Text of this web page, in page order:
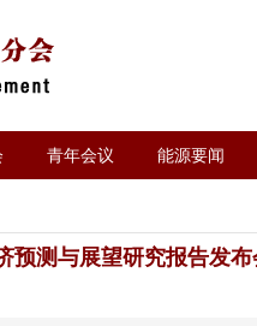
青年会议 能源要闻
预测与展望研究报告发布